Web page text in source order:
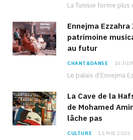
Ennejma Ezzahra
patrimoine
au futur
CHANT&DANSE 16
La Cave de la
de Mohamed
lâche pas
CULTURE 15 MAI 2026